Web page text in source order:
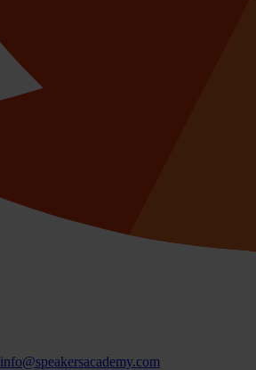
info@speakersacademy.com